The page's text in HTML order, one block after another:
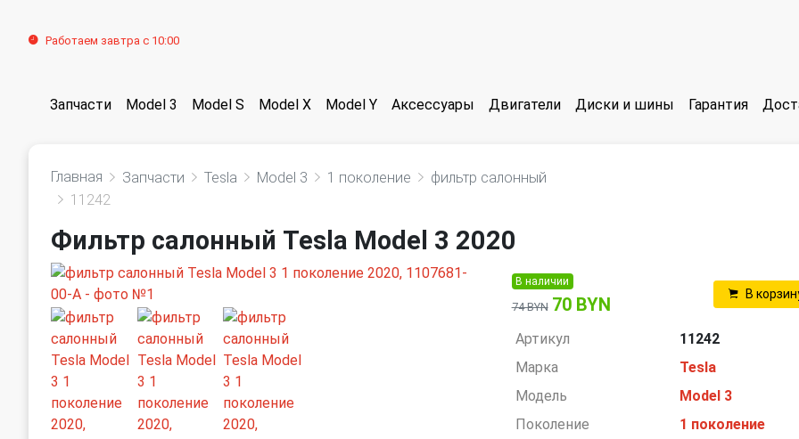
Работаем завтра с 10:00
Запчасти Model 3 Model S Model X Model Y Аксессуары Двигатели Диски и шины Гарантия
Главная Запчасти Tesla Model 3 1 поколение
фильтр салонный
11242
Фильтр салонный Tesla Model 3 2020
В наличии
74 BYN 70 BYN
В
Артикул
11242
Марка
Tesla
Модель
Model 3
Поколение
1 поколение